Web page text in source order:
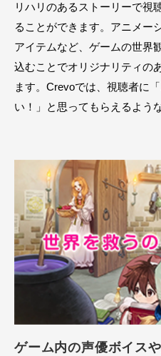
リハリのあるストーリーで視
ることができます。アニメー
アイテムなど、ゲームの世界
込むことでオリジナリティの
ます。Crevoでは、視聴者に
い！」と思ってもらえるよう
ゲーム内の声優ボイス